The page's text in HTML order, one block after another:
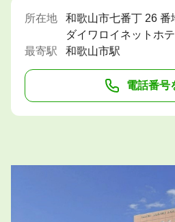
所在地
和歌山市七番丁 26 番
ダイワロイネットホ
最寄駅
和歌山市駅
電話番号